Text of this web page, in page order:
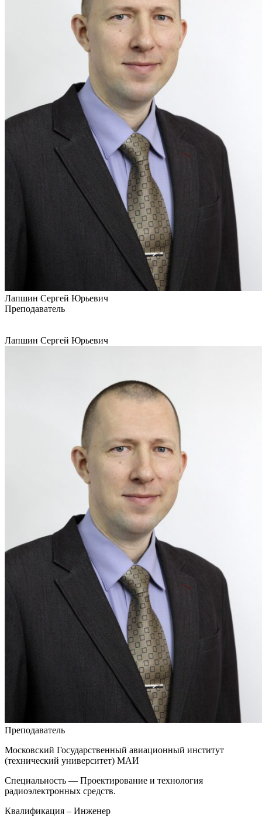
Лапшин Сергей Юрьевич
Преподаватель
Лапшин Сергей Юрьевич
Преподаватель
Московский Государственный авиационный институт
(технический университет) МАИ
Специальность — Проектирование и технология
радиоэлектронных средств.
Квалификация – Инженер